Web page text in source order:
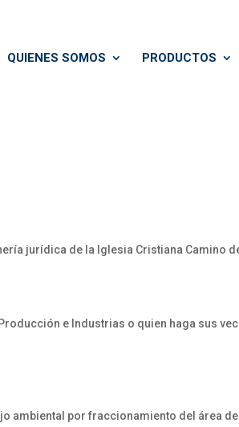
QUIENES SOMOS PRODUCTOS
jurídica de la Iglesia Cristiana Camino
e Industrias o quien haga sus
ambiental por fraccionamiento del área